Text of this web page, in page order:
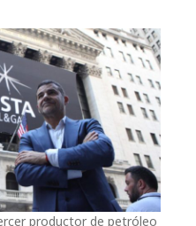
productor de petróleo